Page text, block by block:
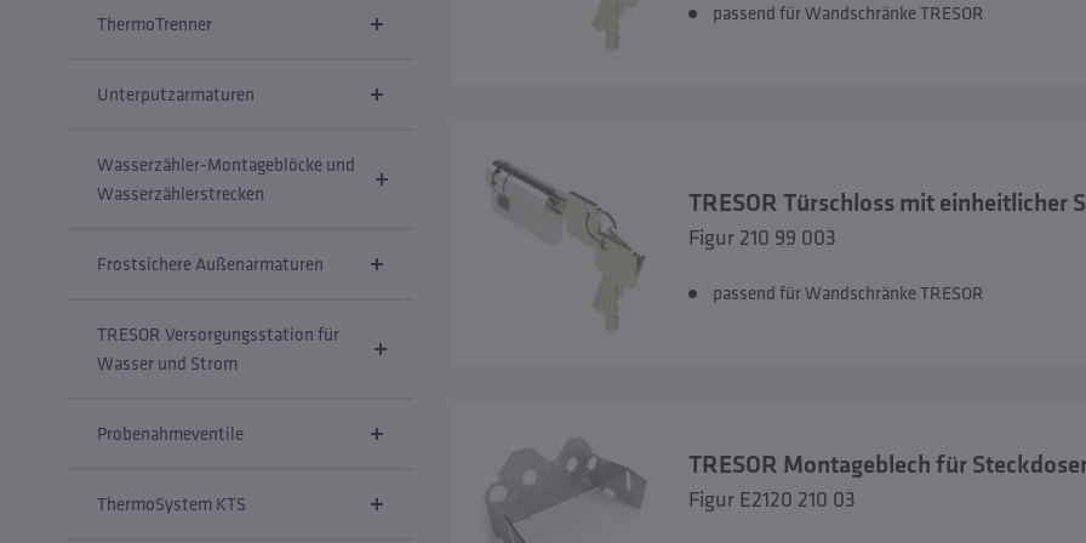
ThermoTrenner
Unterputzarmaturen
Wasserzähler-Montageblöcke und
Wasserzählerstrecken
Frostsichere Außenarmaturen
TRESOR Versorgungsstation für
Wasser und Strom
Probenahmeventile
ThermoSystem KTS
passend für Wandschränke TRESOR
TRESOR Türschloss mit einheitlicher
Figur 210 99 003
passend für Wandschränke TRESOR
TRESOR Montageblech für
Figur E2120 210 03